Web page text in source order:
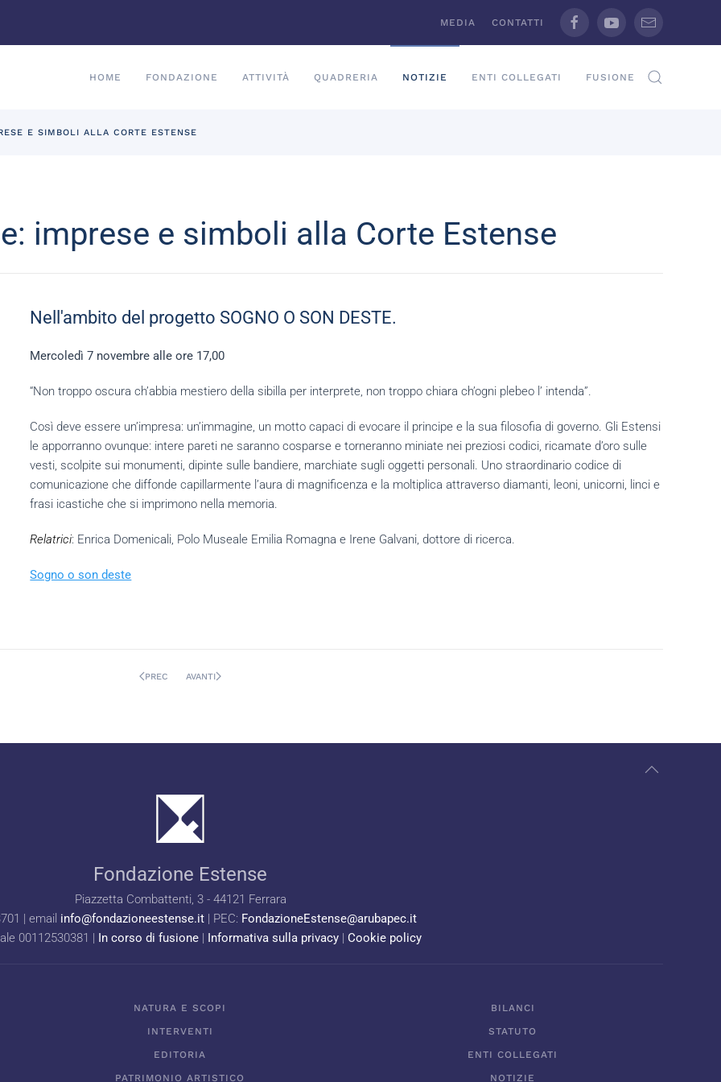
MEDIA CONTATTI
HOME FONDAZIONE ATTIVITÀ QUADRERIA NOTIZIE ENTI COLLEGATI FUSIONE
E SIMBOLI ALLA CORTE ESTENSE
imprese e simboli alla Corte Estense
Nell'ambito del progetto SOGNO O SON DESTE.
Mercoledì 7 novembre alle ore 17,00
“Non troppo oscura ch’abbia mestiero della sibilla per interprete, non troppo chiara ch’ogni plebeo l’ intenda”.
Così deve essere un’impresa: un’immagine, un motto capaci di evocare il principe e la sua filosofia di governo. Gli Estensi
le apporranno ovunque: intere pareti ne saranno cosparse e torneranno miniate nei preziosi codici, ricamate d’oro sulle
vesti, scolpite sui monumenti, dipinte sulle bandiere, marchiate sugli oggetti personali. Uno straordinario codice di
comunicazione che diffonde capillarmente l’aura di magnificenza e la moltiplica attraverso diamanti, leoni, unicorni, linci e
frasi icastiche che si imprimono nella memoria.
Relatrici: Enrica Domenicali, Polo Museale Emilia Romagna e Irene Galvani, dottore di ricerca.
Sogno o son deste
PREC AVANTI
Fondazione Estense
Piazzetta Combattenti, 3 - 44121 Ferrara
| email info@fondazioneestense.it| PEC: FondazioneEstense@arubapec.it
00112530381 | In corso di fusione | Informativa sulla privacy | Cookie policy
NATURA E SCOPI
INTERVENTI
EDITORIA
PATRIMONIO ARTISTICO
BILANCI
STATUTO
ENTI COLLEGATI
NOTIZIE